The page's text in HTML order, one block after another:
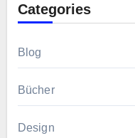
Categories
Blog
Bücher
Design